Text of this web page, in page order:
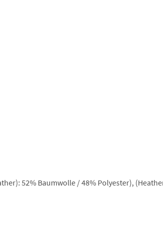
52% Baumwolle / 48% Polyester),